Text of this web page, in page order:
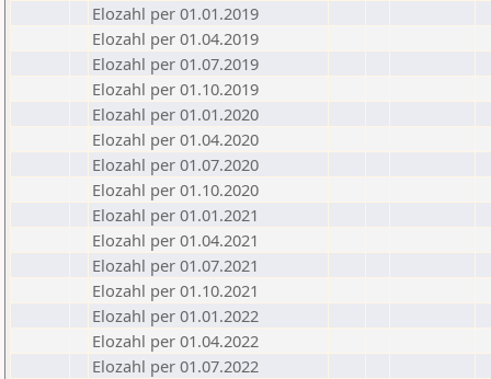
Elozahl per 01.01.2019
Elozahl per 01.04.2019
Elozahl per 01.07.2019
Elozahl per 01.10.2019
Elozahl per 01.01.2020
Elozahl per 01.04.2020
Elozahl per 01.07.2020
Elozahl per 01.10.2020
Elozahl per 01.01.2021
Elozahl per 01.04.2021
Elozahl per 01.07.2021
Elozahl per 01.10.2021
Elozahl per 01.01.2022
Elozahl per 01.04.2022
Elozahl per 01.07.2022